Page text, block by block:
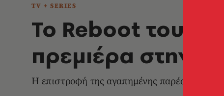
TV + SERIES
To Reboot του
πρεμιέρα στην
Η επιστροφή της αγαπημένης παρέας 19